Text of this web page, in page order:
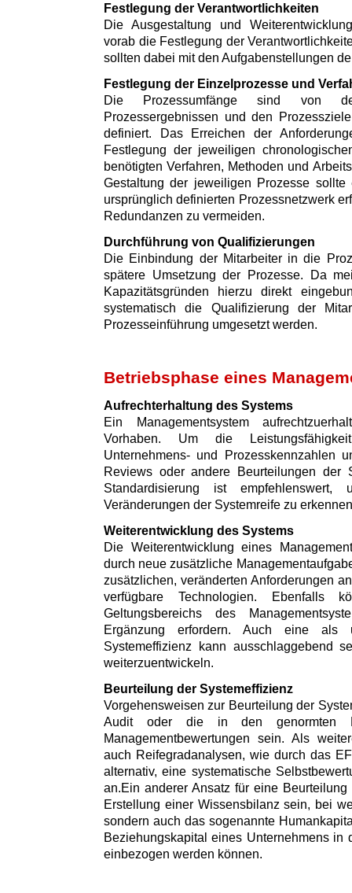
Festlegung der Verantwortlichkeiten
Die Ausgestaltung und
vorab die Festlegung der
sollten dabei mit den Aufgabenstellungen
Festlegung der Einzelprozesse und
Die Prozessumfänge sind von
Prozessergebnissen und den
definiert. Das Erreichen der
Festlegung der jeweiligen
benötigten Verfahren, Methoden und
Gestaltung der jeweiligen Prozesse
ursprünglich definierten Prozessnetzwerk
Redundanzen zu vermeiden.
Durchführung von Qualifizierungen
Die Einbindung der Mitarbeiter in die
spätere Umsetzung der Prozesse. Da
Kapazitätsgründen hierzu direkt
systematisch die Qualifizierung der
Prozesseinführung umgesetzt werden.
Betriebsphase eines
Aufrechterhaltung des Systems
Ein Managementsystem
Vorhaben. Um die
Unternehmens- und Prozesskennzahlen
Reviews oder andere Beurteilungen der
Standardisierung ist
Veränderungen der Systemreife zu
Weiterentwicklung des Systems
Die Weiterentwicklung eines
durch neue zusätzliche
zusätzlichen, veränderten Anforderungen
verfügbare Technologien. Ebenfalls
Geltungsbereichs des
Ergänzung erfordern. Auch eine als
Systemeffizienz kann ausschlaggebend
weiterzuentwickeln.
Beurteilung der Systemeffizienz
Vorgehensweisen zur Beurteilung der
Audit oder die in den genormten
Managementbewertungen sein. Als
auch Reifegradanalysen, wie durch das
alternativ, eine systematische
an.Ein anderer Ansatz für eine
Erstellung einer Wissensbilanz sein, bei
sondern auch das sogenannte
Beziehungskapital eines Unternehmens in
einbezogen werden können.